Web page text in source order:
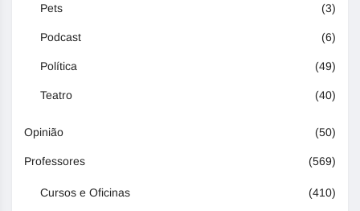
Pets (3)
Podcast (6)
Política (49)
Teatro (40)
Opinião (50)
Professores (569)
Cursos e Oficinas (410)